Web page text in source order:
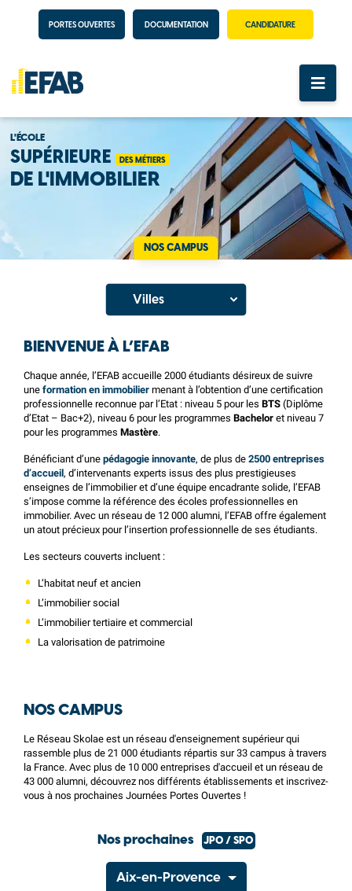
PORTES OUVERTES DOCUMENTATION CANDIDATURE
L'ÉCOLE
SUPÉRIEURE DES MÉTIERS
DE L'IMMOBILIER
NOS CAMPUS
BIENVENUE À L’EFAB
Chaque année, l’EFAB accueille 2000 étudiants désireux de suivre
une formation en immobilier menant à l’obtention d’une certification
professionnelle reconnue par l’Etat : niveau 5 pour les BTS (Diplôme
d’Etat – Bac+2), niveau 6 pour les programmes Bachelor et niveau 7
pour les programmes Mastère.
Bénéficiant d’une pédagogie innovante, de plus de 2500 entreprises
d’accueil, d’intervenants experts issus des plus prestigieuses
enseignes de l’immobilier et d’une équipe encadrante solide, l’EFAB
s’impose comme la référence des écoles professionnelles en
immobilier. Avec un réseau de 12 000 alumni, l’EFAB offre également
un atout précieux pour l’insertion professionnelle de ses étudiants.
Les secteurs couverts incluent :
L’habitat neuf et ancien
L’immobilier social
L’immobilier tertiaire et commercial
La valorisation de patrimoine
NOS CAMPUS
Le Réseau Skolae est un réseau d'enseignement supérieur qui
rassemble plus de 21 000 étudiants répartis sur 33 campus à travers
la France. Avec plus de 10 000 entreprises d'accueil et un réseau de
43 000 alumni, découvrez nos différents établissements et inscrivez-
vous à nos prochaines Journées Portes Ouvertes !
Nos prochaines JPO / SPO
Aix-en-Provence